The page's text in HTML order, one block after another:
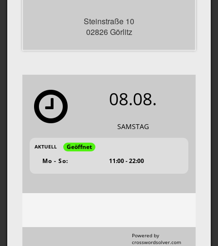
Steinstraße 10
02826 Görlitz
08.08.
SAMSTAG
AKTUELL
Geöffnet
Mo - So:
11:00 - 22:00
Powered by
crosswordsolver.com